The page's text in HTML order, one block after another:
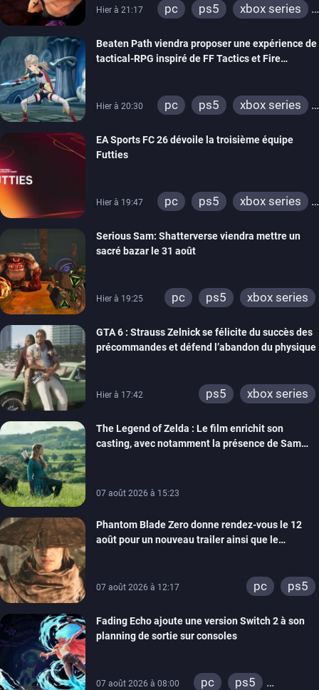
Hier à 21:17 pc ps5
xbox series
xbox one
Beaten Path viendra proposer une expérience de
tactical-RPG inspiré de FF Tactics et Fire
Hier à 20:30 pc ps5
xbox series
EA Sports FC 26 dévoile la troisième équipe
Futties
Hier à 19:47 pc ps5
xbox series
xbox one
switch 2
Serious Sam: Shatterverse viendra mettre un
sacré bazar le 31 août
Hier à 19:25 pc ps5 xbox series
GTA 6 : Strauss Zelnick se félicite du succès des
précommandes et défend l’abandon du physique
Hier à 17:42 ps5 xbox series
The Legend of Zelda : Le film enrichit son
casting, avec notamment la présence de Sam
07 août 2026 à 15:23
Phantom Blade Zero donne rendez-vous le 12
août pour un nouveau trailer ainsi que le
07 août 2026 à 12:17 pc ps5
Fading Echo ajoute une version Switch 2 à son
planning de sortie sur consoles
07 août 2026 à 08:00 pc
ps5